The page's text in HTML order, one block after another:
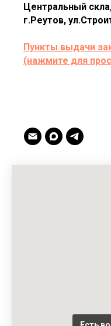
Центральный
г.Реутов,
Пункты выдачи
(нажмите для